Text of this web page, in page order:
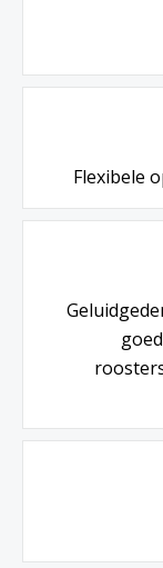
Flexibele